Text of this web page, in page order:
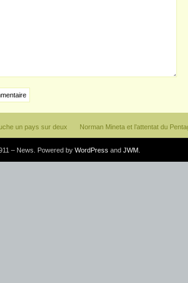
un pays sur deux Norman Mineta et l’attentat du
– News. Powered by WordPress and JWM